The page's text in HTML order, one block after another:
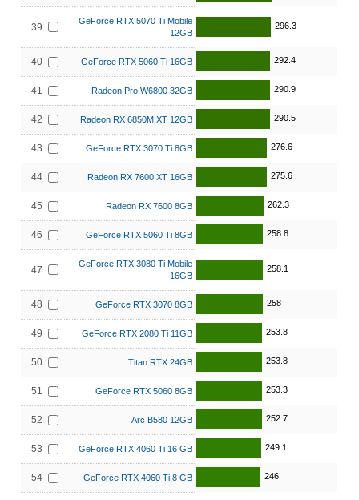
39
GeForce RTX 5070 Ti Mobile
12GB
296.3
40 GeForce RTX 5060 Ti 16GB 292.4
41 Radeon Pro W6800 32GB 290.9
42 Radeon RX 6850M XT 12GB 290.5
43 GeForce RTX 3070 Ti 8GB 276.6
44 Radeon RX 7600 XT 16GB 275.6
45 Radeon RX 7600 8GB 262.3
46 GeForce RTX 5060 Ti 8GB 258.8
47
GeForce RTX 3080 Ti Mobile
16GB
258.1
48 GeForce RTX 3070 8GB 258
49 GeForce RTX 2080 Ti 11GB 253.8
50 Titan RTX 24GB 253.8
51 GeForce RTX 5060 8GB 253.3
52 Arc B580 12GB 252.7
53 GeForce RTX 4060 Ti 16 GB 249.1
54 GeForce RTX 4060 Ti 8 GB 246